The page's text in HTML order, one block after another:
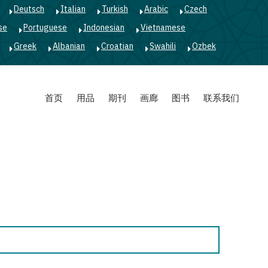
Deutsch Italian Turkish Arabic
Czech
Portuguese Indonesian
Vietnamese
Greek Albanian Croatian Swahili Ozbek
首页 用品 期刊 画廊 图书 联系我们